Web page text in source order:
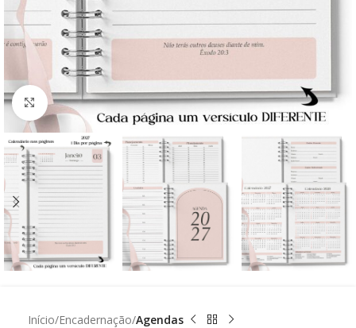
Click to enlarge
Início Encadernação Agendas